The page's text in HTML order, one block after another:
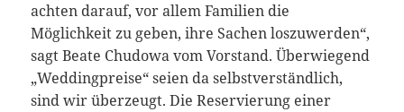
achten darauf, vor allem Familien die
Möglichkeit zu geben, ihre Sachen loszuwerden“,
sagt Beate Chudowa vom Vorstand. Überwiegend
„Weddingpreise“ seien da selbstverständlich,
sind wir überzeugt. Die Reservierung einer